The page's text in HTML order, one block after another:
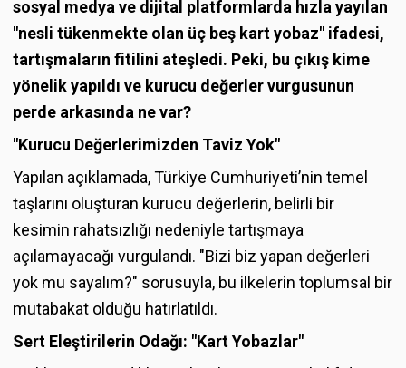
sosyal medya ve dijital platformlarda hızla yayılan
"nesli tükenmekte olan üç beş kart yobaz" ifadesi,
tartışmaların fitilini ateşledi. Peki, bu çıkış kime
yönelik yapıldı ve kurucu değerler vurgusunun
perde arkasında ne var?
"Kurucu Değerlerimizden Taviz Yok"
Yapılan açıklamada, Türkiye Cumhuriyeti’nin temel
taşlarını oluşturan kurucu değerlerin, belirli bir
kesimin rahatsızlığı nedeniyle tartışmaya
açılamayacağı vurgulandı. "Bizi biz yapan değerleri
yok mu sayalım?" sorusuyla, bu ilkelerin toplumsal bir
mutabakat olduğu hatırlatıldı.
Sert Eleştirilerin Odağı: "Kart Yobazlar"